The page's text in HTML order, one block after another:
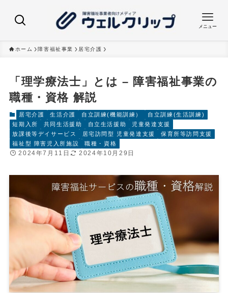
メニュー
ホーム 障害福祉事業 居宅介護
「理学療法士」とは – 障害福祉事業の
職種・資格 解説
居宅介護 生活介護 自立訓練(機能訓練）
自立訓練(生活訓練)
短期入所
共同生活援助 自立生活援助
児童発達支援
放課後等デイサービス
居宅訪問型 児童発達支援
保育所等訪問支援
福祉型 障害児入所施設
職種・資格
2024年7月11日 2024年10月29日